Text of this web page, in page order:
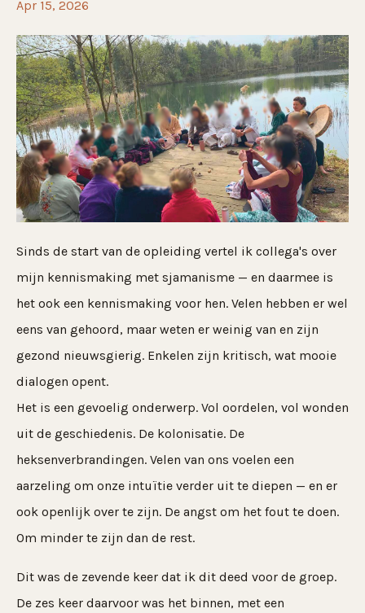
Apr 15, 2026
Sinds de start van de opleiding vertel ik collega's over
mijn kennismaking met sjamanisme — en daarmee is
het ook een kennismaking voor hen. Velen hebben er wel
eens van gehoord, maar weten er weinig van en zijn
gezond nieuwsgierig. Enkelen zijn kritisch, wat mooie
dialogen opent.
Het is een gevoelig onderwerp. Vol oordelen, vol wonden
uit de geschiedenis. De kolonisatie. De
heksenverbrandingen. Velen van ons voelen een
aarzeling om onze intuïtie verder uit te diepen — en er
ook openlijk over te zijn. De angst om het fout te doen.
Om minder te zijn dan de rest.
Dit was de zevende keer dat ik dit deed voor de groep.
De zes keer daarvoor was het binnen, met een